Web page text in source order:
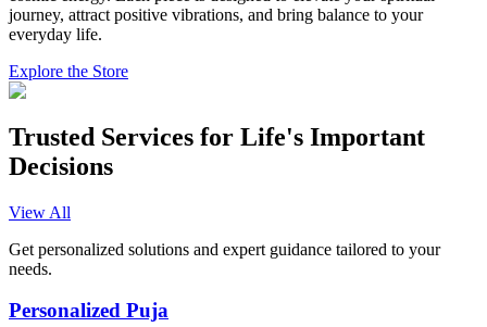
journey, attract positive vibrations, and bring balance to your
everyday life.
Explore the Store
Trusted Services for Life's Important
Decisions
View All
Get personalized solutions and expert guidance tailored to your
needs.
Personalized Puja